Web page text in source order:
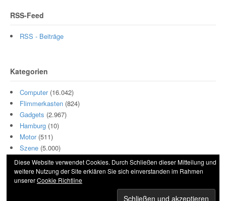
RSS-Feed
RSS - Beiträge
Kategorien
Computer(16.042)
Flimmerkasten (824)
Gadgets (2.967)
Hamburg (10)
Motor(511)
Szene (5.000)
© 2026 Hightech und Blech. All Rights Reserved.
Diese Website verwendet Cookies. Durch Schließen dieser Mitteilung und
weitere Nutzung der Site erklären Sie sich einverstanden im Rahmen
unsererCookie Richtline